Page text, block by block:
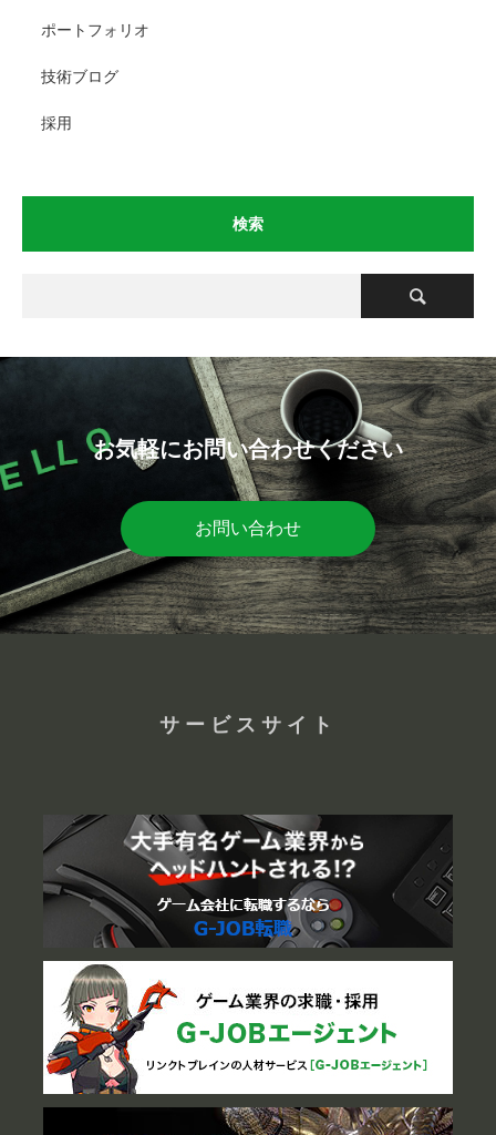
ポートフォリオ
技術ブログ
採用
検索
お気軽にお問い合わせください
お問い合わせ
サービスサイト